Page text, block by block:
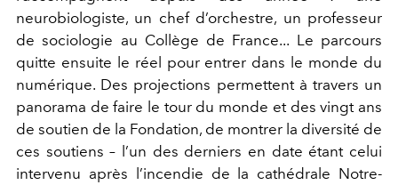
neurobiologiste, un chef d’orchestre, un professeur
de sociologie au Collège de France... Le parcours
quitte ensuite le réel pour entrer dans le monde du
numérique. Des projections permettent à travers un
panorama de faire le tour du monde et des vingt ans
de soutien de la Fondation, de montrer la diversité de
ces soutiens – l’un des derniers en date étant celui
intervenu après l’incendie de la cathédrale Notre-